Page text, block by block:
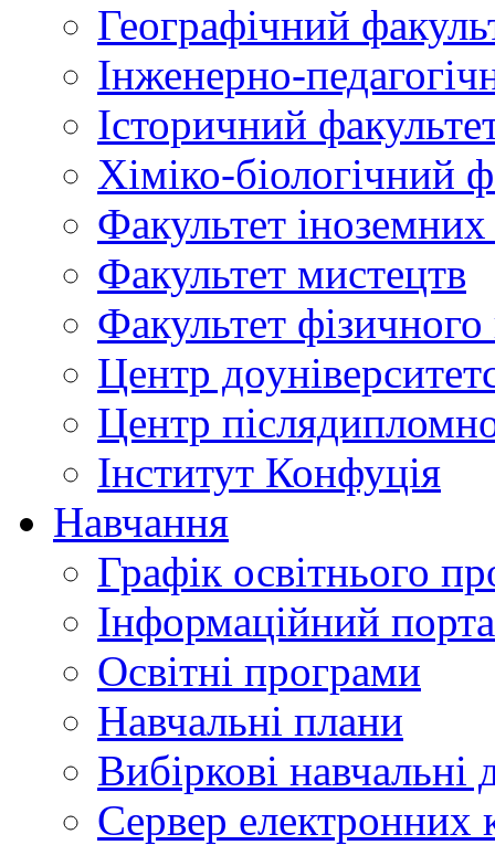
Географічний
Інженерно-
Історичний
Хіміко-біологічний
Факультет
Факультет мистецтв
Факультет
Центр
Центр
Інститут Конфуція
Навчання
Графік освітнього
Інформаційний
Освітні програми
Навчальні плани
Вибіркові навчальні
Сервер